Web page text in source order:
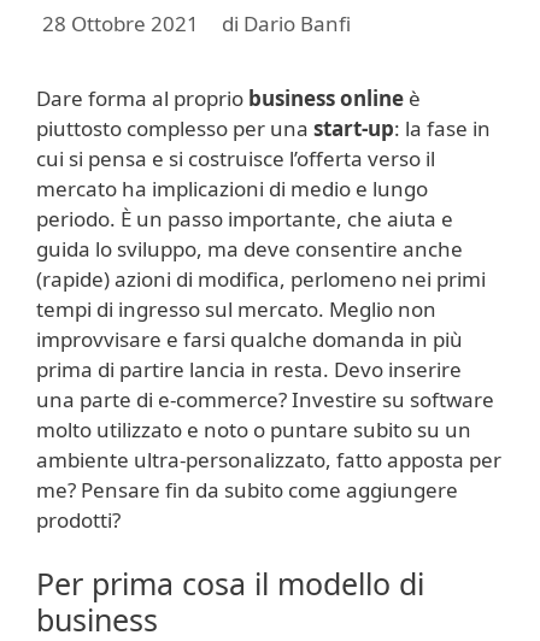
28 Ottobre 2021 di Dario Banfi
Dare forma al proprio business online è
piuttosto complesso per una start-up: la fase in
cui si pensa e si costruisce l’offerta verso il
mercato ha implicazioni di medio e lungo
periodo. È un passo importante, che aiuta e
guida lo sviluppo, ma deve consentire anche
(rapide) azioni di modifica, perlomeno nei primi
tempi di ingresso sul mercato. Meglio non
improvvisare e farsi qualche domanda in più
prima di partire lancia in resta. Devo inserire
una parte di e-commerce? Investire su software
molto utilizzato e noto o puntare subito su un
ambiente ultra-personalizzato, fatto apposta per
me? Pensare fin da subito come aggiungere
prodotti?
Per prima cosa il modello di
business